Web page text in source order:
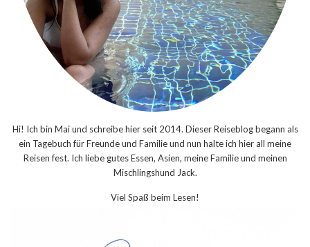
Hi! Ich bin Mai und schreibe hier seit 2014. Dieser Reiseblog begann als
ein Tagebuch für Freunde und Familie und nun halte ich hier all meine
Reisen fest. Ich liebe gutes Essen, Asien, meine Familie und meinen
Mischlingshund Jack.
Viel Spaß beim Lesen!